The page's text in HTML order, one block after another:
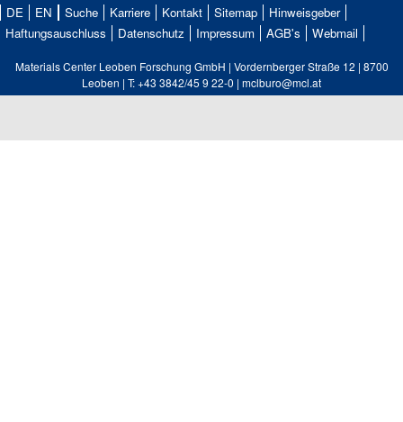
DE EN Suche Karriere Kontakt Sitemap
Hinweisgeber
Haftungsauschluss
Datenschutz Impressum AGB's Webmail
Materials Center Leoben Forschung GmbH | Vordernberger Straße 12 | 8700
Leoben | T: +43 3842/45 9 22-0 | mclburo@mcl.at